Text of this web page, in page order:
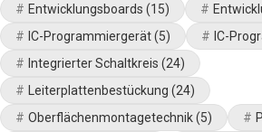
Entwicklungsboards (15)
IC-Programmiergerät(5) IC-
Integrierter Schaltkreis (24)
Leiterplattenbestückung (24)
Oberflächenmontagetechnik(5)